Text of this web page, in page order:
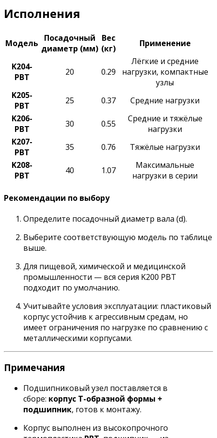
Исполнения
Модель
Посадочный
диаметр (мм)
Вес
(кг)
Применение
K204-
PBT
20 0.29
Лёгкие и средние
нагрузки, компактные
узлы
K205-
PBT
25 0.37
Средние нагрузки
K206-
PBT
30 0.55
Средние и тяжёлые
нагрузки
K207-
PBT
35 0.76
Тяжёлые нагрузки
K208-
PBT
40 1.07
Максимальные
нагрузки в серии
Рекомендации по выбору
Определите посадочный диаметр вала (d).
Выберите соответствующую модель по таблице
выше.
Для пищевой, химической и медицинской
промышленности — вся серия K200 PBT
подходит по умолчанию.
Учитывайте условия эксплуатации: пластиковый
корпус устойчив к агрессивным средам, но
имеет ограничения по нагрузке по сравнению с
металлическими корпусами.
Примечания
Подшипниковый узел поставляется в
сборе: корпус Т-образной формы +
подшипник, готов к монтажу.
Корпус выполнен из высокопрочного